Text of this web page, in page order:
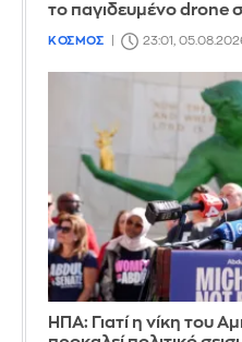
το παγιδευμένο drone
ΚΟΣΜΟΣ 23:01,
ΗΠΑ: Γιατί η νίκη του